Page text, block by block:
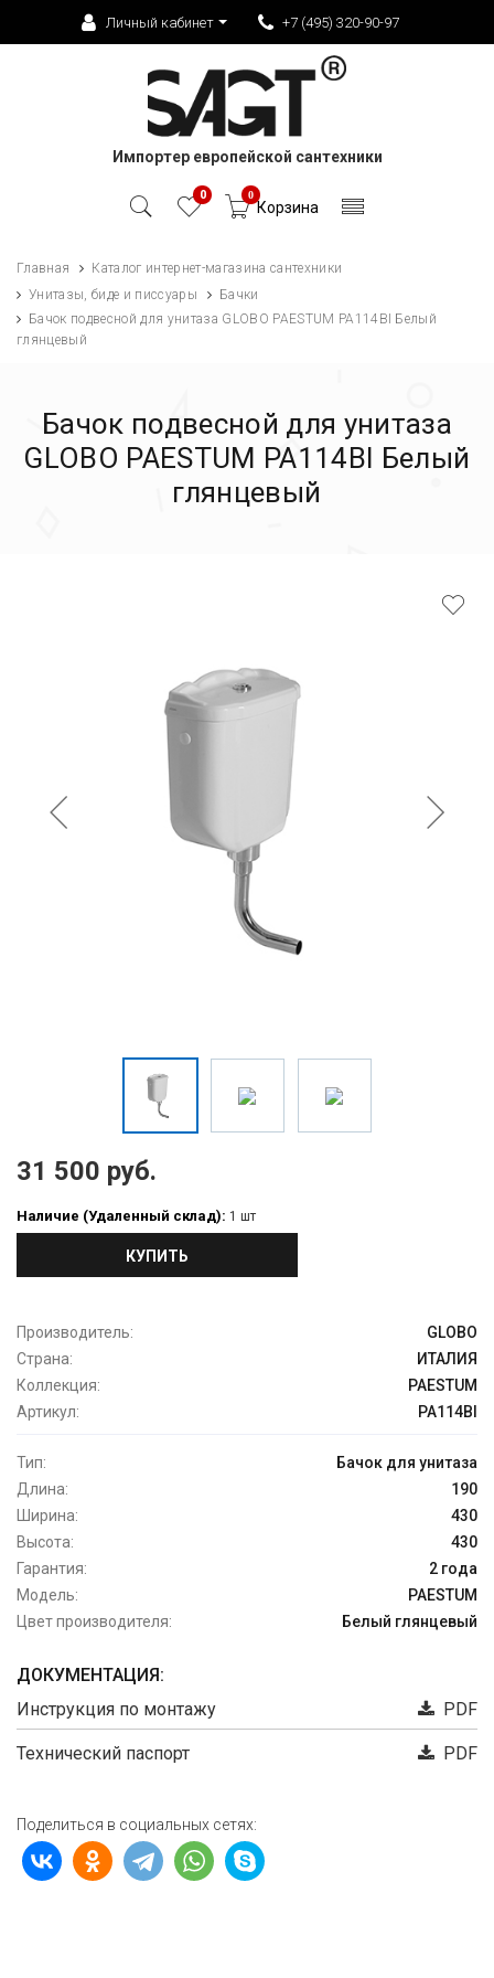
Личный кабинет +7 (495) 320-90-97
Импортер европейской сантехники
0 0
Корзина
Главная
Каталог интернет-магазина сантехники
Унитазы, биде и писсуары
Бачки
Бачок подвесной для унитаза GLOBO PAESTUM PA114BI Белый
глянцевый
Бачок подвесной для унитаза
GLOBO PAESTUM PA114BI Белый
глянцевый
31 500 руб.
Наличие (Удаленный склад): 1 шт
КУПИТЬ
Производитель:
GLOBO
Страна:
ИТАЛИЯ
Коллекция:
PAESTUM
Артикул:
PA114BI
Тип:
Бачок для унитаза
Длина:
190
Ширина:
430
Высота:
430
Гарантия:
2 года
Модель:
PAESTUM
Цвет производителя:
Белый глянцевый
ДОКУМЕНТАЦИЯ:
Инструкция по монтажу
PDF
Технический паспорт PDF
Поделиться в социальных сетях: